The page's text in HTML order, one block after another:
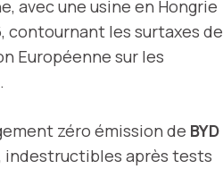
avec une usine en Hongrie
contournant les surtaxes de
Européenne sur les
zéro émission de BYD
indestructibles après tests